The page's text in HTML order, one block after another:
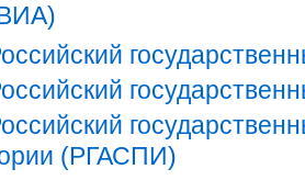
(РГАСПИ)